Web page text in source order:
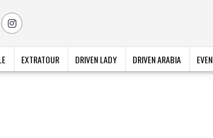
EXTRATOUR DRIVEN LADY DRIVEN ARABIA